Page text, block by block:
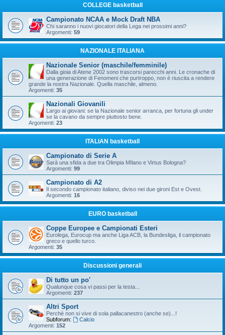
COLLEGE basketball
Campionato NCAA e Mock Draft NBA
Chi saranno i nuovi giocatori della Lega nei prossimi anni?
Argomenti: 59
NAZIONALE ITALIANA
Nazionale Senior (maschile/femminile)
Dalla gioia di Atene 2002 sono trascorsi parecchi anni. Le cronache di
una generazione di Fenomeni che purtroppo, non è riuscita a rendere
grande la nostra Nazionale. Quella maschile, almeno.
Argomenti: 35
Nazionali Giovanili
Largo ai giovani: se la Nazionale senior arranca, per fortuna gli under
se la cavano da sempre piuttosto bene.
Argomenti: 23
ITALIAN basketball
Campionato di Serie A
Sarà una sfida a due tra Olimpia MIlano e Virtus Bologna?
Argomenti: 99
Campionato di A2
Il secondo campionato italiano, diviso nei due gironi Est e Ovest.
Argomenti: 16
EURO basketball
Coppe Europee e Campionati Esteri
Eurolega, Eurocup ma anche Liga ACB, la Bundesliga, il campionato
greco e quello turco.
Argomenti: 35
Discussioni generali
Di tutto un po'
Qualunque cosa vi passi per la testa...
Argomenti: 237
Altri Sport
Perchè non si vive di sola pallacanestro (anche se)...!
Subforum:
Calcio
Argomenti: 152